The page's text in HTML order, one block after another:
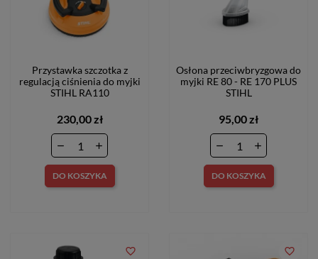
Przystawka szczotka z
regulacją ciśnienia do myjki
STIHL RA110
230,00 zł
DO KOSZYKA
Osłona przeciwbryzgowa do
myjki RE 80 - RE 170 PLUS
STIHL
95,00 zł
DO KOSZYKA
favorite_border favorite_border